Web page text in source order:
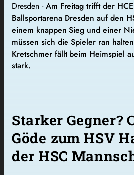
Dresden -Am Freitag trifft der
Ballsportarena Dresden auf den
einem knappen Sieg und einer
müssen sich die Spieler ran
Kretschmer fällt beim Heimspiel
stark.
Starker Gegner?
Göde zum HSV
der HSC